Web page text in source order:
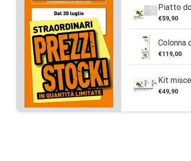
Piatto
€59,90
Colonna
€119,00
Kit
€49,90